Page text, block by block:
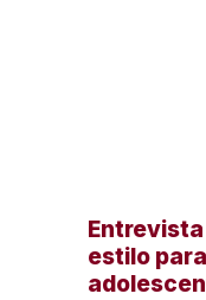
Entrevista
estilo